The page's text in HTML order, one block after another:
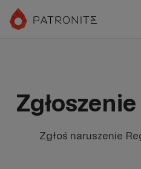
Zgłoś naruszenie